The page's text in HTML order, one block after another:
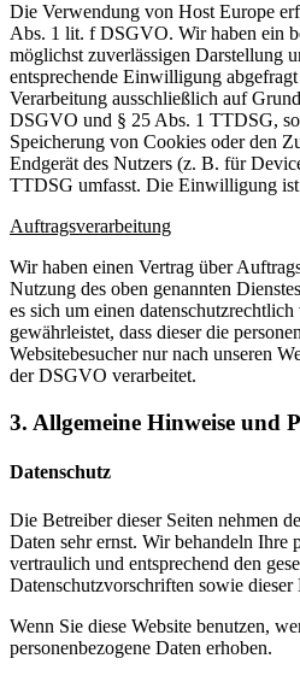
Die Verwendung von Host Europe
Abs. 1 lit. f DSGVO. Wir haben ein
möglichst zuverlässigen Darstellung
entsprechende Einwilligung
Verarbeitung ausschließlich auf
DSGVO und § 25 Abs. 1 TTDSG,
Speicherung von Cookies oder den
Endgerät des Nutzers (z. B. für
TTDSG umfasst. Die Einwilligung
Auftragsverarbeitung
Wir haben einen Vertrag über
Nutzung des oben genannten
es sich um einen
gewährleistet, dass dieser die
Websitebesucher nur nach unseren
der DSGVO verarbeitet.
3. Allgemeine Hinweise und
Datenschutz
Die Betreiber dieser Seiten nehmen
Daten sehr ernst. Wir behandeln Ihre
vertraulich und entsprechend den
Datenschutzvorschriften sowie dieser
Wenn Sie diese Website benutzen,
personenbezogene Daten erhoben.